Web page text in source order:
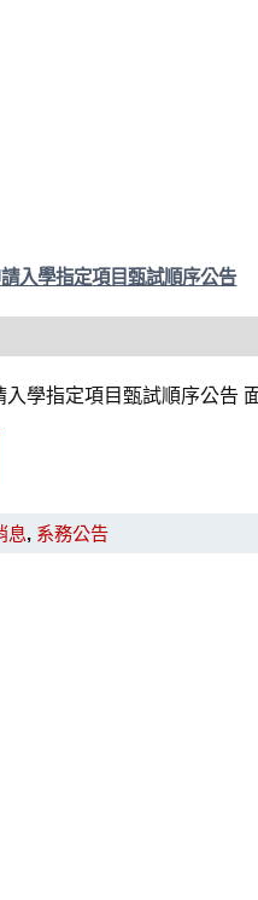
入學指定項目甄試順序公告
入學指定項目甄試順序公告
息, 系務公告